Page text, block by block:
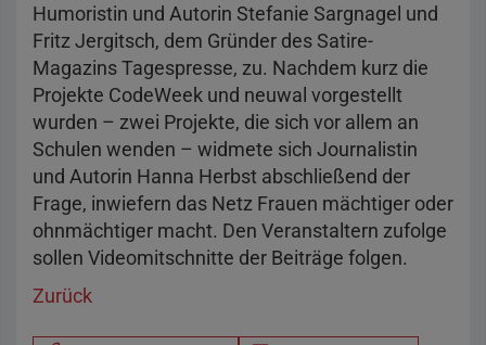
Humoristin und Autorin Stefanie Sargnagel und
Fritz Jergitsch, dem Gründer des Satire-
Magazins Tagespresse, zu. Nachdem kurz die
Projekte CodeWeek und neuwal vorgestellt
wurden – zwei Projekte, die sich vor allem an
Schulen wenden – widmete sich Journalistin
und Autorin Hanna Herbst abschließend der
Frage, inwiefern das Netz Frauen mächtiger oder
ohnmächtiger macht. Den Veranstaltern zufolge
sollen Videomitschnitte der Beiträge folgen.
Zurück